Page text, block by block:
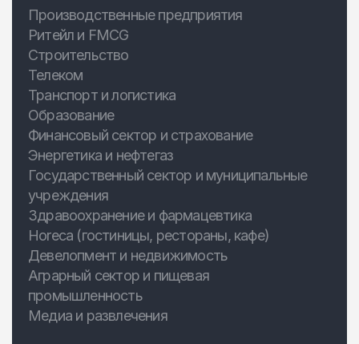
Производственные предприятия
Ритейл и FMCG
Строительство
Телеком
Транспорт и логистика
Образование
Финансовый сектор и страхование
Энергетика и нефтегаз
Государственный сектор и муниципальные
учреждения
Здравоохранение и фармацевтика
Horeca (гостиницы, рестораны, кафе)
Девелопмент и недвижимость
Аграрный сектор и пищевая
промышленность
Медиа и развлечения